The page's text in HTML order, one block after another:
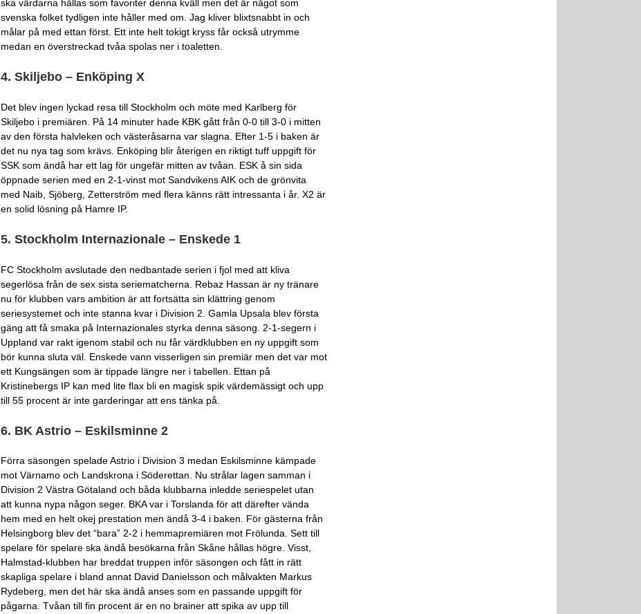
ska värdarna hållas som favoriter denna kväll men det är något som
svenska folket tydligen inte håller med om. Jag kliver blixtsnabbt in och
målar på med ettan först. Ett inte helt tokigt kryss får också utrymme
medan en överstreckad tvåa spolas ner i toaletten.
4. Skiljebo – Enköping X
Det blev ingen lyckad resa till Stockholm och möte med Karlberg för
Skiljebo i premiären. På 14 minuter hade KBK gått från 0-0 till 3-0 i mitten
av den första halvleken och västeråsarna var slagna. Efter 1-5 i baken är
det nu nya tag som krävs. Enköping blir återigen en riktigt tuff uppgift för
SSK som ändå har ett lag för ungefär mitten av tvåan. ESK å sin sida
öppnade serien med en 2-1-vinst mot Sandvikens AIK och de grönvita
med Naib, Sjöberg, Zetterström med flera känns rätt intressanta i år. X2 är
en solid lösning på Hamre IP.
5. Stockholm Internazionale – Enskede 1
FC Stockholm avslutade den nedbantade serien i fjol med att kliva
segerlösa från de sex sista seriematcherna. Rebaz Hassan är ny tränare
nu för klubben vars ambition är att fortsätta sin klättring genom
seriesystemet och inte stanna kvar i Division 2. Gamla Upsala blev första
gäng att få smaka på Internazionales styrka denna säsong. 2-1-segern i
Uppland var rakt igenom stabil och nu får värdklubben en ny uppgift som
bör kunna sluta väl. Enskede vann visserligen sin premiär men det var mot
ett Kungsängen som är tippade längre ner i tabellen. Ettan på
Kristinebergs IP kan med lite flax bli en magisk spik värdemässigt och upp
till 55 procent är inte garderingar att ens tänka på.
6. BK Astrio – Eskilsminne 2
Förra säsongen spelade Astrio i Division 3 medan Eskilsminne kämpade
mot Värnamo och Landskrona i Söderettan. Nu strålar lagen samman i
Division 2 Västra Götaland och båda klubbarna inledde seriespelet utan
att kunna nypa någon seger. BKA var i Torslanda för att därefter vända
hem med en helt okej prestation men ändå 3-4 i baken. För gästerna från
Helsingborg blev det “bara” 2-2 i hemmapremiären mot Frölunda. Sett till
spelare för spelare ska ändå besökarna från Skåne hållas högre. Visst,
Halmstad-klubben har breddat truppen inför säsongen och fått in rätt
skapliga spelare i bland annat David Danielsson och målvakten Markus
Rydeberg, men det här ska ändå anses som en passande uppgift för
pågarna. Tvåan till fin procent är en no brainer att spika av upp till